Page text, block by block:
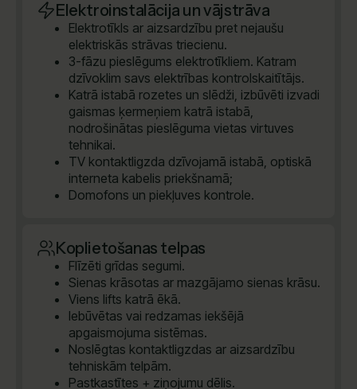
Elektroinstalācija un vājstrāva
Elektrotīkls ar aizsardzību pret nejaušu
elektriskās strāvas triecienu.
3-fāzu pieslēgums elektrotīkliem. Katram
dzīvoklim savs elektrības kontrolskaitītājs.
Katrā istabā rozetes un slēdži, izbūvēti izvadi
gaismas ķermeņiem katrā istabā,
nodrošinātas pieslēguma vietas virtuves
tehnikai.
TV kontaktligzda dzīvojamā istabā, optiskā
interneta kabelis priekšnamā;
Domofons un piekļuves kontrole.
Koplietošanas telpas
Flīzēti grīdas segumi.
Sienas krāsotas ar mazgājamo sienas krāsu.
Viens lifts katrā ēkā.
Iebūvētas vai redzamas iekšējā
apgaismojuma sistēmas.
Noslēgtas kontaktligzdas ar aizsardzību
tehniskām telpām.
Pastkastītes + ziņojumu dēlis.